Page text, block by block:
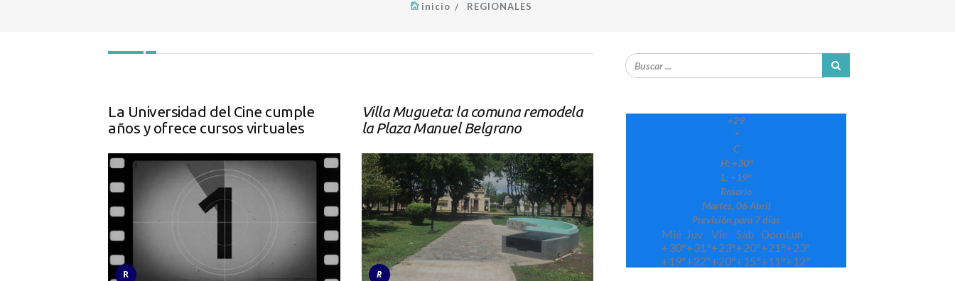
inicio REGIONALES
La Universidad del Cine cumple
años y ofrece cursos virtuales
R
Villa Mugueta: la comuna remodela
la Plaza Manuel Belgrano
R
+29
°
C
H: +30°
L: +19°
Rosario
Martes, 06 Abril
Previsión para 7 días
Mié Juv Vie Sáb DomLun
+30°+31°+23°+20°+21°+23°
+19°+22°+20°+15°+11°+12°